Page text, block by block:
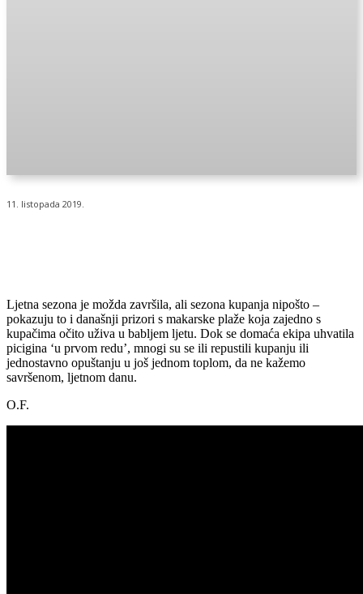
11. listopada 2019.
Ljetna sezona je možda završila, ali sezona kupanja nipošto –
pokazuju to i današnji prizori s makarske plaže koja zajedno s
kupačima očito uživa u babljem ljetu. Dok se domaća ekipa uhvatila
picigina ‘u prvom redu’, mnogi su se ili repustili kupanju ili
jednostavno opuštanju u još jednom toplom, da ne kažemo
savršenom, ljetnom danu.
O.F.